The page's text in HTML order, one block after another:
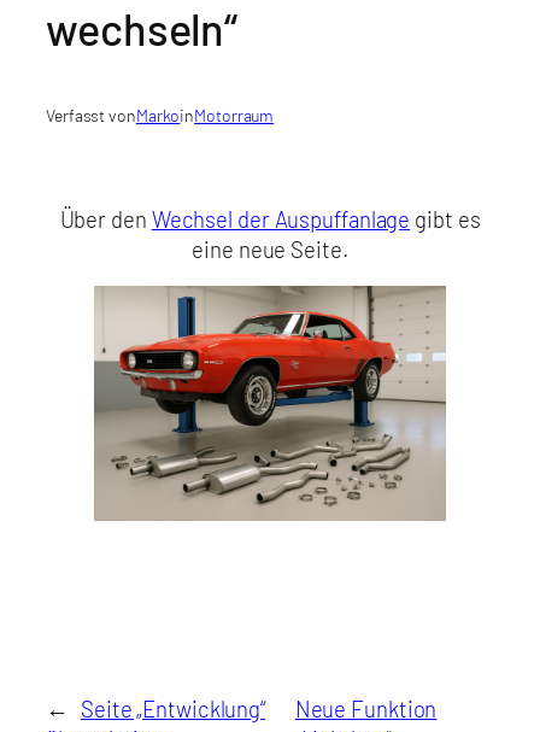
wechseln“
Verfasst vonMarkoinMotorraum
Über den Wechsel der Auspuffanlage gibt es
eine neue Seite.
←
Seite „Entwicklung“
Neue Funktion